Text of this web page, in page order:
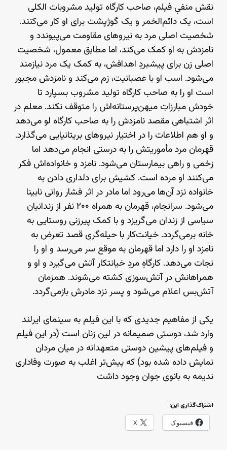
نقش منفیِ فیلم، صاحب کارگاه تولید مشروبات الکلی
است، یک دائم‌الخمر و یک گوژپشت برای او کار می‌کنند.
شخصیت اصلی مرد به نیروهای مقاومت می‌پیوندد و
نامزدش به او کمک می‌کند، اما مطابق معمول، شخصیت
اصلی زن برای پیشبردِ اهدافش، به کمک یک مرد نیازمند
می‌شود. اسب او با عصبانیت، رَم می‌کند و نامزدش مجبور
است او را به صاحب کارگاه تولید مشروب بسپارد تا
خودش مبارزاتِ میهن‌پرستانه‌اش را متوقف نکند. معلم در
اثر اشتباهی مقصد نامزدش را به صاحب کارگاه لو می‌دهد
و او هم اطلاعات را در اختیار نیروهای بریتانیایی می‌گذارد.
قهرمان مرد مأموریتش را به درستی انجام می‌دهد اما
زخمی و راهی بیمارستان می‌شود. نامزد و خانواده‌اش فکر
می‌کنند او مرده است. کشیش برای دلداری دادن به
خانواده نزد آن‌ها می‌رود اما مادر در اثر فشار روانی نابینا
می‌شود. سرانجام،‌ قهرمان به همراه ۲۰۰ نفر از زندانیان
سیاسی از زندان می‌گریزد و با کمک پیرزنی روستایی به
خانه برمی‌گردد. خیانت‌کار با حیله‌گری قصد تعرض به
نامزد او را دارد اما قهرمان به موقع سر می‌رسد و او را
نجات می‌دهد. کارگاهِ مردِ خیانتکار آتش می‌گیرد و او و
همراهانش در آتش‌سوزی کشته می‌شوند. همزمان
آتش‌بس اعلام می‌شود و پسر نزد مادرش بازمی‌گردد.
یکی از مفاهیم جدیدی که با این فیلم به سینمای ایرلند
وارد شد،‌ دوستی صمیمانه در لین زنان است (در این فیلم
و فیلم‌های پیشین دوستی متعهدانه در میان مردان
نمایش داده شده بود) که پیش‌تر اغلب به صورت وفاداری
ندیمه به بانوی جوان وجود داشت
اشتراک‌گذاری این:
فیسبوک
X